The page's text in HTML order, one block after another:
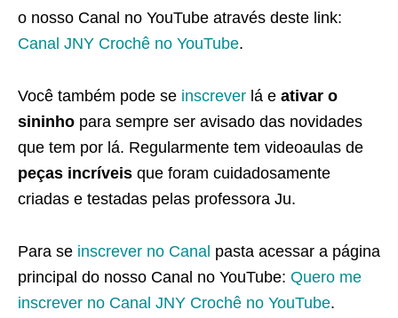
o nosso Canal no YouTube através deste link:
Canal JNY Crochê no YouTube.
Você também pode se inscrever lá e ativar o
sininho para sempre ser avisado das novidades
que tem por lá. Regularmente tem videoaulas de
peças incríveis que foram cuidadosamente
criadas e testadas pelas professora Ju.
Para se inscrever no Canal pasta acessar a página
principal do nosso Canal no YouTube: Quero me
inscrever no Canal JNY Crochê no YouTube.